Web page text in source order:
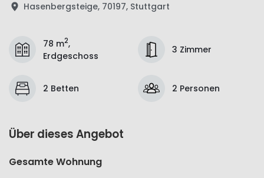
Hasenbergsteige, 70197, Stuttgart
78 m2,
Erdgeschoss
3 Zimmer
2 Betten 2 Personen
Über dieses Angebot
Gesamte Wohnung